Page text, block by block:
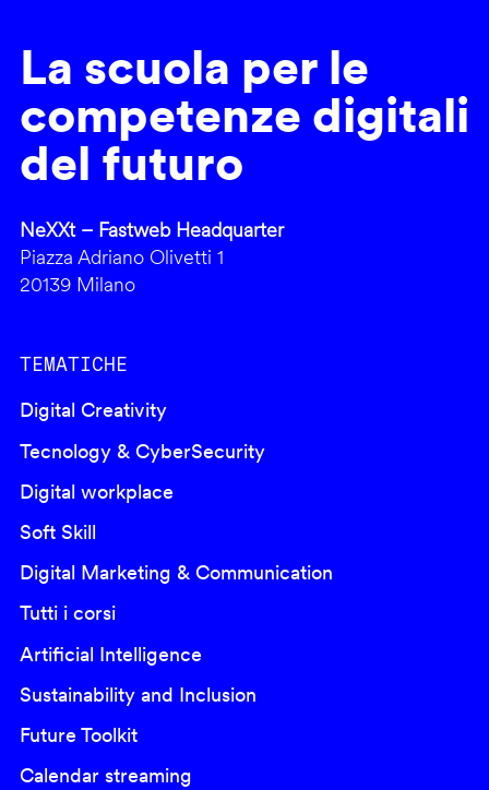
La scuola per le
competenze digitali
del futuro
NeXXt – Fastweb Headquarter
Piazza Adriano Olivetti 1
20139 Milano
TEMATICHE
Digital Creativity
Tecnology & CyberSecurity
Digital workplace
Soft Skill
Digital Marketing & Communication
Tutti i corsi
Artificial Intelligence
Sustainability and Inclusion
Future Toolkit
Calendar streaming